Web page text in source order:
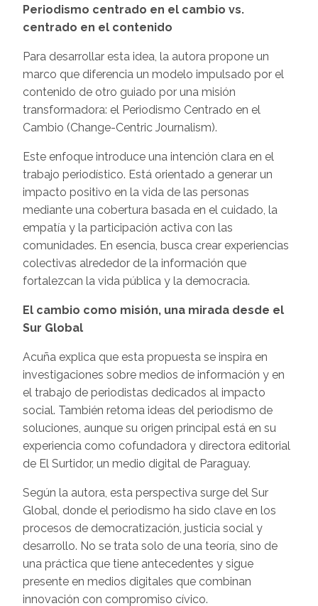
Periodismo centrado en el cambio vs.
centrado en el contenido
Para desarrollar esta idea, la autora propone un
marco que diferencia un modelo impulsado por el
contenido de otro guiado por una misión
transformadora: el Periodismo Centrado en el
Cambio (Change-Centric Journalism).
Este enfoque introduce una intención clara en el
trabajo periodístico. Está orientado a generar un
impacto positivo en la vida de las personas
mediante una cobertura basada en el cuidado, la
empatía y la participación activa con las
comunidades. En esencia, busca crear experiencias
colectivas alrededor de la información que
fortalezcan la vida pública y la democracia.
El cambio como misión, una mirada desde el
Sur Global
Acuña explica que esta propuesta se inspira en
investigaciones sobre medios de información y en
el trabajo de periodistas dedicados al impacto
social. También retoma ideas del periodismo de
soluciones, aunque su origen principal está en su
experiencia como cofundadora y directora editorial
de El Surtidor, un medio digital de Paraguay.
Según la autora, esta perspectiva surge del Sur
Global, donde el periodismo ha sido clave en los
procesos de democratización, justicia social y
desarrollo. No se trata solo de una teoría, sino de
una práctica que tiene antecedentes y sigue
presente en medios digitales que combinan
innovación con compromiso cívico.